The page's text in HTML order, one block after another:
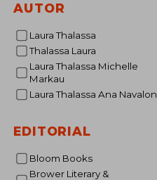
AUTOR
Laura Thalassa
Thalassa Laura
Laura Thalassa Michelle
Markau
Laura Thalassa Ana Navalon
EDITORIAL
Bloom Books
Brower Literary &